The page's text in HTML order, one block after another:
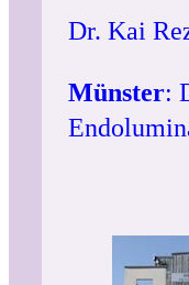
Dr. Kai
Münster: